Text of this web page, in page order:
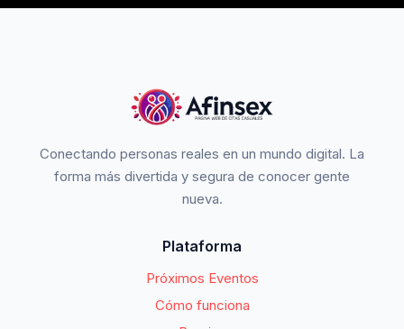
Conectando personas reales en un mundo digital. La
forma más divertida y segura de conocer gente
nueva.
Plataforma
Próximos Eventos
Cómo funciona